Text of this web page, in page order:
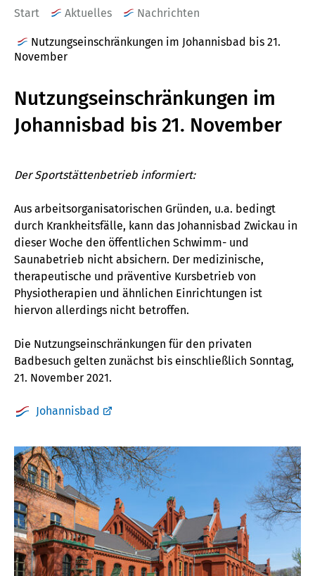
Start Aktuelles Nachrichten
Nutzungseinschränkungen im Johannisbad bis 21.
November
Nutzungseinschränkungen im
Johannisbad bis 21. November
Der Sportstättenbetrieb informiert:
Aus arbeitsorganisatorischen Gründen, u.a. bedingt
durch Krankheitsfälle, kann das Johannisbad Zwickau in
dieser Woche den öffentlichen Schwimm- und
Saunabetrieb nicht absichern. Der medizinische,
therapeutische und präventive Kursbetrieb von
Physiotherapien und ähnlichen Einrichtungen ist
hiervon allerdings nicht betroffen.
Die Nutzungseinschränkungen für den privaten
Badbesuch gelten zunächst bis einschließlich Sonntag,
21. November 2021.
Johannisbad